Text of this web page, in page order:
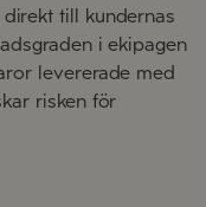
till kundernas
i ekipagen
levererade med
risken för